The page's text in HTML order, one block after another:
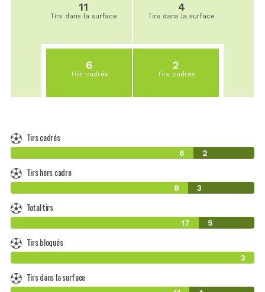
11
Tirs dans la surface
6
Tirs cadrés
4
Tirs dans la surface
2
Tirs cadrés
Tirs cadrés
6 2
Tirs hors cadre
8 3
Total tirs
17 5
Tirs bloqués
3
Tirs dans la surface